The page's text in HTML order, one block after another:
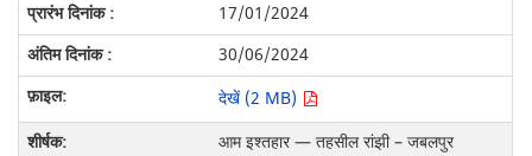
17/01/2024
30/06/2024
देखें (2 MB)
आम इश्तहार — तहसील रांझी – जबलपुर